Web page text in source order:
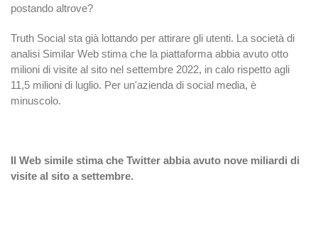
postando altrove?
Truth Social sta già lottando per attirare gli utenti. La società di
analisi Similar Web stima che la piattaforma abbia avuto otto
milioni di visite al sito nel settembre 2022, in calo rispetto agli
11,5 milioni di luglio. Per un'azienda di social media, è
minuscolo.
Il Web simile stima che Twitter abbia avuto nove miliardi di
visite al sito a settembre.